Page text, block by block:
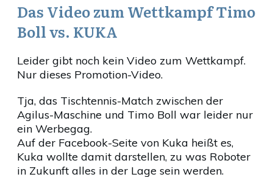
Das Video zum Wettkampf Timo
Boll vs. KUKA
Leider gibt noch kein Video zum Wettkampf.
Nur dieses Promotion-Video.
Tja, das Tischtennis-Match zwischen der
Agilus-Maschine und Timo Boll war leider nur
ein Werbegag.
Auf der Facebook-Seite von Kuka heißt es,
Kuka wollte damit darstellen, zu was Roboter
in Zukunft alles in der Lage sein werden.